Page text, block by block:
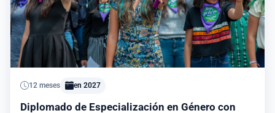
12 meses en 2027
Diplomado de Especialización en Género con